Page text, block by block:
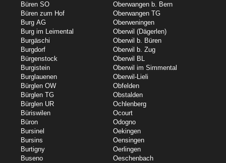
Büren SO
Büren zum Hof
Burg AG
Burg im Leimental
Burgäschi
Burgdorf
Bürgenstock
Burgistein
Burglauenen
Bürglen OW
Bürglen TG
Bürglen UR
Büriswilen
Büron
Bursinel
Bursins
Burtigny
Buseno
Oberwangen b. Bern
Oberwangen TG
Oberweningen
Oberwil (Dägerlen)
Oberwil b. Büren
Oberwil b. Zug
Oberwil BL
Oberwil im Simmental
Oberwil-Lieli
Obfelden
Obstalden
Ochlenberg
Ocourt
Odogno
Oekingen
Oensingen
Oerlingen
Oeschenbach